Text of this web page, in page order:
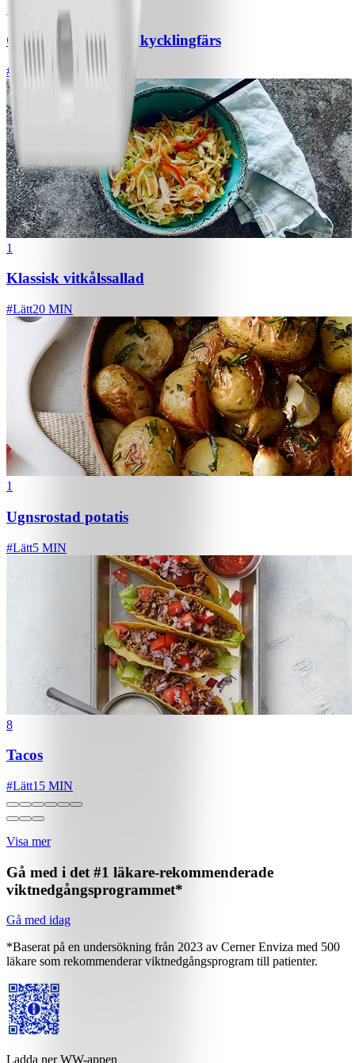
Chili con carne med kycklingfärs
# Lätt
1
Klassisk vitkålssallad
#Lätt20 MIN
1
Ugnsrostad potatis
#Lätt5 MIN
8
Tacos
#Lätt15 MIN
Visa mer
Gå med i det #1 läkare-rekommenderade
viktnedgångsprogrammet*
Gå med idag
*Baserat på en undersökning från 2023 av Cerner Enviza med 500
läkare som rekommenderar viktnedgångsprogram till patienter.
Ladda ner WW-appen